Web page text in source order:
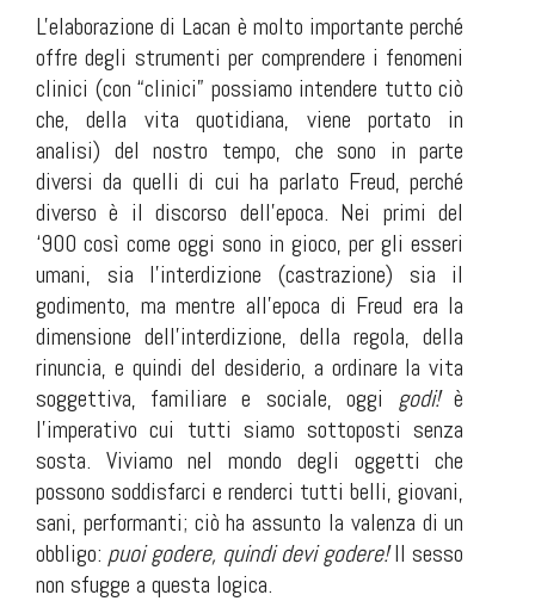
L'elaborazione di Lacan è molto importante perché
offre degli strumenti per comprendere i fenomeni
clinici (con “clinici” possiamo intendere tutto ciò
che, della vita quotidiana, viene portato in
analisi) del nostro tempo, che sono in parte
diversi da quelli di cui ha parlato Freud, perché
diverso è il discorso dell’epoca. Nei primi del
‘900 così come oggi sono in gioco, per gli esseri
umani, sia l’interdizione (castrazione) sia il
godimento, ma mentre all’epoca di Freud era la
dimensione dell’interdizione, della regola, della
rinuncia, e quindi del desiderio, a ordinare la vita
soggettiva, familiare e sociale, oggi godi!è
l’imperativo cui tutti siamo sottoposti senza
sosta. Viviamo nel mondo degli oggetti che
possono soddisfarci e renderci tutti belli, giovani,
sani, performanti; ciò ha assunto la valenza di un
obbligo: puoi godere, quindi devi godere!Il sesso
non sfugge a questa logica.